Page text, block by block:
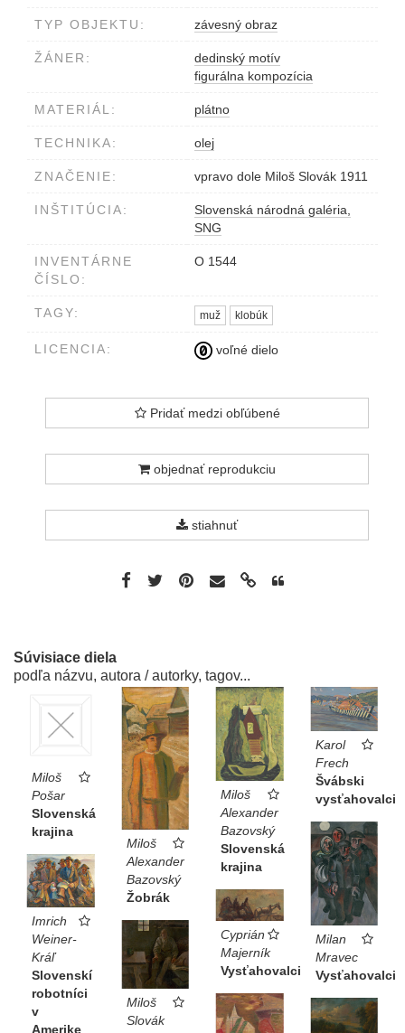
TYP OBJEKTU: závesný obraz
ŽÁNER:
dedinský motív
figurálna kompozícia
MATERIÁL: plátno
TECHNIKA: olej
ZNAČENIE: vpravo dole Miloš Slovák 1911
INŠTITÚCIA:
Slovenská národná galéria,
SNG
INVENTÁRNE
ČÍSLO:
O 1544
TAGY: muž klobúk
LICENCIA: voľné dielo
Pridať medzi obľúbené
objednať reprodukciu
stiahnuť
Súvisiace diela
podľa názvu, autora / autorky, tagov...
Miloš
Pošar
Slovenská
krajina
Miloš
Alexander
Bazovský
Žobrák
Miloš
Alexander
Bazovský
Slovenská
krajina
Karol
Frech
Švábski
vysťahovalci
Milan
Mravec
Vysťahovalci
Imrich
Weiner-
Kráľ
Slovenskí
robotníci
v
Amerike
Cyprián
Majerník
Vysťahovalci
Miloš
Slovák